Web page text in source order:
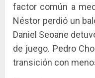
factor común a
Néstor perdió un
Daniel Seoane
de juego. Pedro
transición con